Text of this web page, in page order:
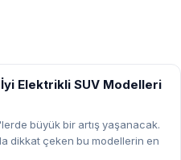
Elektrikli SUV Modelleri
büyük bir artış yaşanacak.
dikkat çeken bu modellerin en